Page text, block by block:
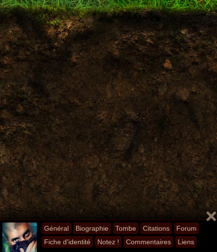
Général Biographie Tombe Citations
Forum
Fiche d'identité
Notez ! Commentaires Liens